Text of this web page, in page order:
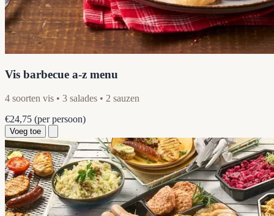
Vis barbecue a-z menu
4 soorten vis • 3 salades • 2 sauzen
€24,75 (per persoon)
Voeg toe